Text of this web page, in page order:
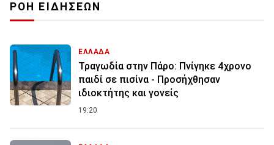
ΡΟΗ ΕΙΔΗΣΕΩΝ
ΕΛΛΑΔΑ
Τραγωδία στην Πάρο: Πνίγηκε 4χρονο
παιδί σε πισίνα - Προσήχθησαν
ιδιοκτήτης και γονείς
19:20